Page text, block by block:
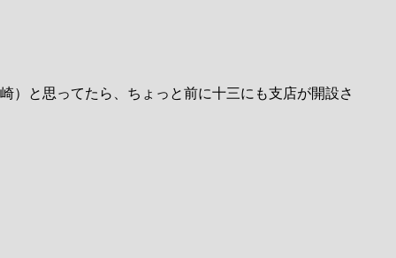
と思ってたら、ちょっと前に十三にも支店が開設さ